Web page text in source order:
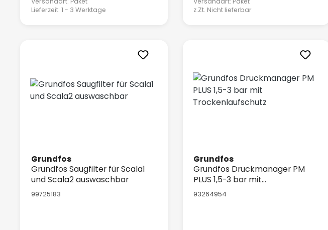
Lieferzeit: 1 - 3 Werktage
z.Zt. Nicht lieferbar
Grundfos
Grundfos Saugfilter für Scala1
und Scala2 auswaschbar
99725183
Grundfos
Grundfos Druckmanager PM
PLUS 1,5-3 bar mit
Trockenlaufschutz
93264954